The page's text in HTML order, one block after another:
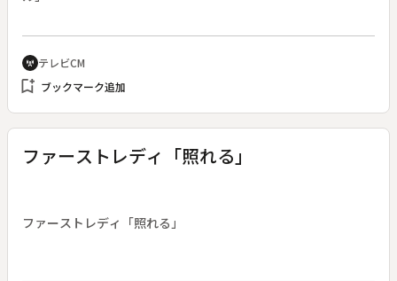
cell_tower テレビCM
bookmark_add ブックマーク追加
ファーストレディ「照れる」
ファーストレディ「照れる」